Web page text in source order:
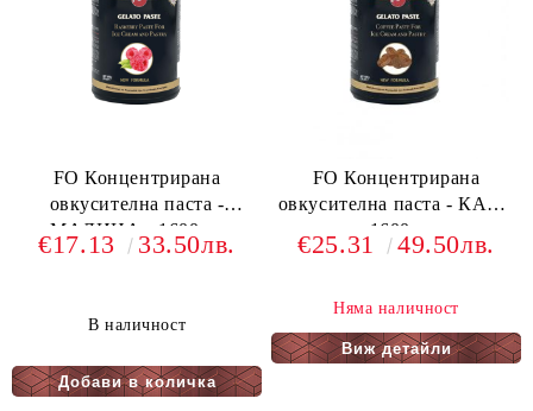
FO Концентрирана
овкусителна паста -
МАЛИНА - 1600гр.
€17.13 33.50лв.
В наличност
FO Концентрирана
овкусителна паста - КАФЕ
- 1600гр.
€25.31 49.50лв.
Няма наличност
Виж детайли